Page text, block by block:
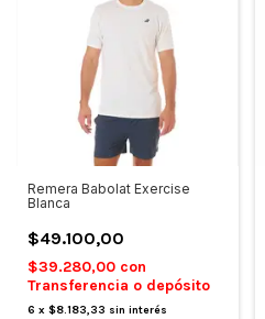
Remera Babolat Exercise
Blanca
$49.100,00
$39.280,00 con
Transferencia o depósito
6 x $8.183,33 sin interés